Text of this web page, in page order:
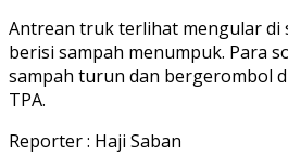
Antrean truk terlihat mengular di
berisi sampah menumpuk. Para
sampah turun dan bergerombol
TPA.
Reporter : Haji Saban